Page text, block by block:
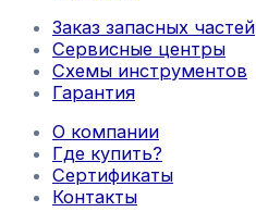
Заказ запасных частей
Сервисные центры
Схемы инструментов
Гарантия
О компании
Где купить?
Сертификаты
Контакты